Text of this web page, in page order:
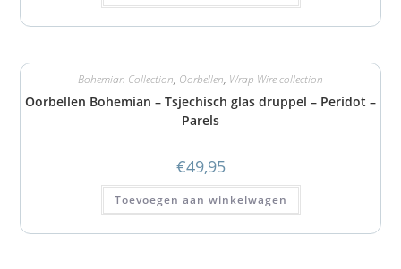
Bohemian Collection, Oorbellen, Wrap Wire collection
Oorbellen Bohemian – Tsjechisch glas druppel – Peridot –
Parels
€49,95
Toevoegen aan winkelwagen